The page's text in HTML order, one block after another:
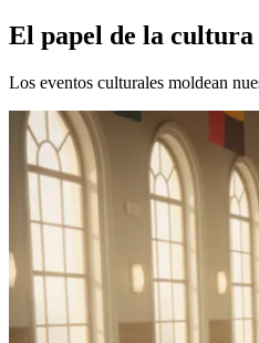
El papel de la
Los eventos culturales moldean